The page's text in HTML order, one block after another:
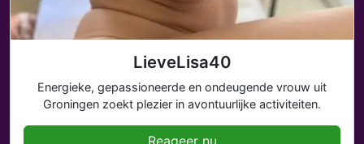
LieveLisa40
Energieke, gepassioneerde en ondeugende vrouw uit
Groningen zoekt plezier in avontuurlijke activiteiten.
Reageer nu